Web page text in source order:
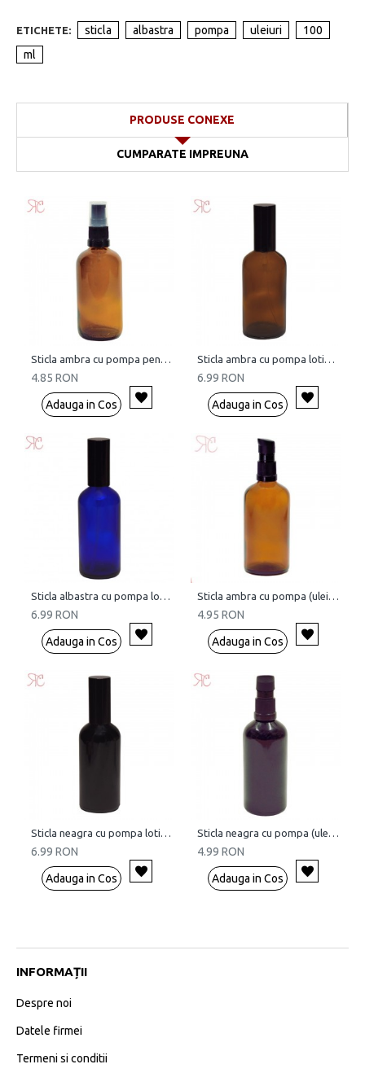
ETICHETE: sticla albastra pompa uleiuri
100
ml
PRODUSE CONEXE
CUMPARATE IMPREUNA
Sticla ambra cu pompa pentru lotiuni lejere, 100 ml
4.85 RON
Adauga in Cos
Sticla ambra cu pompa lotiuni, 100 ml
6.99 RON
Adauga in Cos
Sticla albastra cu pompa lotiuni, 100 ml
6.99 RON
Adauga in Cos
Sticla ambra cu pompa (uleiuri), 100 ml
4.95 RON
Adauga in Cos
Sticla neagra cu pompa lotiuni, 100 ml
6.99 RON
Adauga in Cos
Sticla neagra cu pompa (uleiuri), 100 ml
4.99 RON
Adauga in Cos
INFORMAȚII
Despre noi
Datele firmei
Termeni si conditii